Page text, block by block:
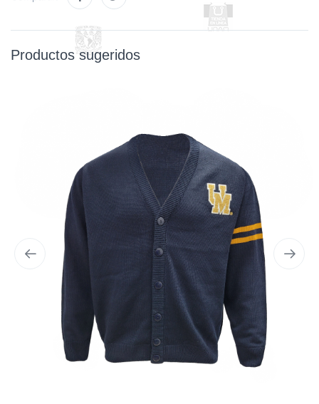
Productos sugeridos